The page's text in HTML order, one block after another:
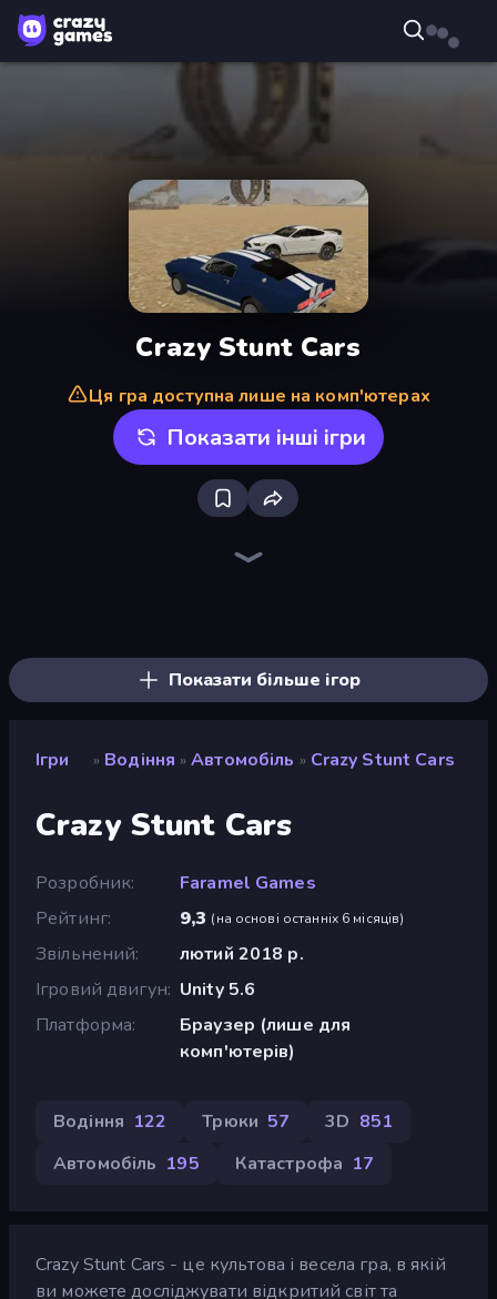
Crazy Stunt Cars
Ця гра доступна лише на комп'ютерах
Показати інші ігри
Показати більше ігор
Ігри » Водіння » Автомобіль » Crazy Stunt Cars
Crazy Stunt Cars
Розробник
Faramel Games
Рейтинг
9,3 (на основі останніх 6 місяців)
Звільнений
лютий 2018 р.
Ігровий двигун Unity 5.6
Платформа
Браузер (лише для
комп'ютерів)
Водіння 122 Трюки 57 3D 851
Автомобіль 195 Катастрофа 17
Crazy Stunt Cars - це культова і весела гра, в якій
ви можете досліджувати відкритий світ та